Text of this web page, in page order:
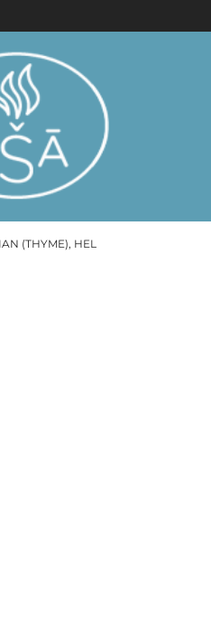
(THYME), HEL